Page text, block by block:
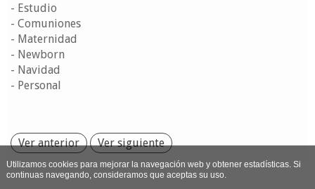
- Estudio
- Comuniones
- Maternidad
- Newborn
- Navidad
- Personal
Ver anterior Ver siguiente
Utilizamos cookies para mejorar la navegación web y obtener estadísticas. Si
continuas navegando, consideramos que aceptas su uso.